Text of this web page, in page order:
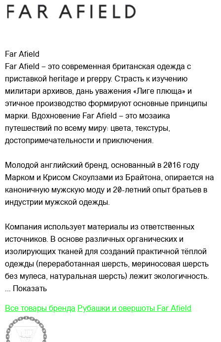
Far Afield
Far Afield – это современная британская одежда с
приставкой heritage и preppy. Страсть к изучению
милитари архивов, дань уважения «Лиге плюща» и
этичное производство формируют основные принципы
марки. Вдохновение Far Afield – это мозаика
путешествий по всему миру: цвета, текстуры,
достопримечательности и приключения.
Молодой английский бренд, основанный в 2016 году
Марком и Крисом Скоулзами из Брайтона, опирается на
каноничную мужскую моду и 20-летний опыт братьев в
индустрии мужской одежды.
Компания использует материалы из ответственных
источников. В основе различных органических и
изолирующих тканей для созданий практичной тёплой
одежды (переработанная шерсть, мериносовая шерсть
без мулеса, натуральная шерсть) лежит экологичность.
... Показать
Все товары бренда Рубашки и овершоты Far Afield